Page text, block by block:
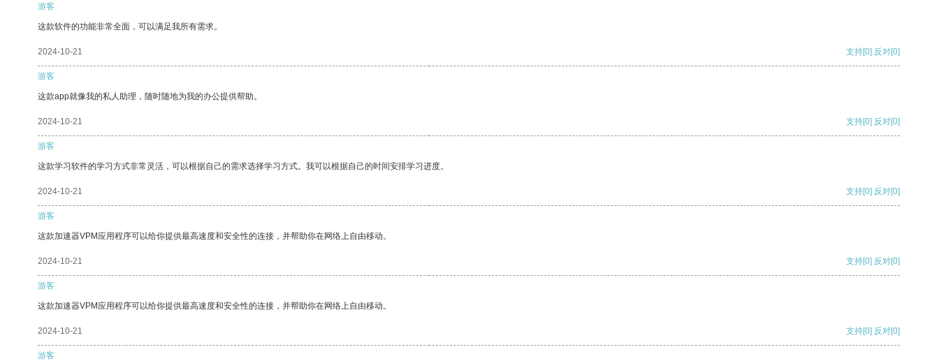
游客
这款软件的功能非常全面，可以满足我所有需求。
2024-10-21 支持[0] 反对[0]
游客
这款app就像我的私人助理，随时随地为我的办公提供帮助。
2024-10-21 支持[0] 反对[0]
游客
这款学习软件的学习方式非常灵活，可以根据自己的需求选择学习方式。我可以根据自己的时间安排学习进度。
2024-10-21 支持[0] 反对[0]
游客
这款加速器VPM应用程序可以给你提供最高速度和安全性的连接，并帮助你在网络上自由移动。
2024-10-21 支持[0] 反对[0]
游客
这款加速器VPM应用程序可以给你提供最高速度和安全性的连接，并帮助你在网络上自由移动。
2024-10-21 支持[0] 反对[0]
游客